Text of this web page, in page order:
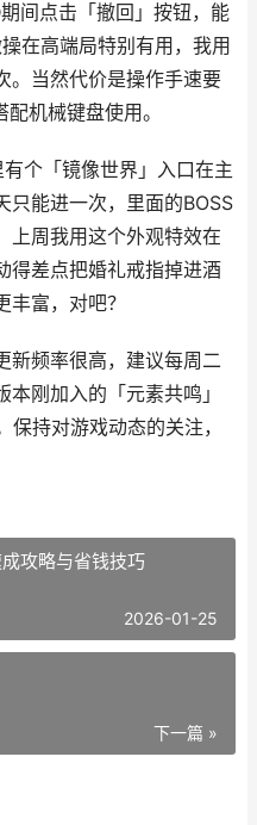
间点击「撤回」按钮，能
在高端局特别有用，我用
。当然代价是操作手速要
机械键盘使用。
个「镜像世界」入口在主
只能进一次，里面的BOSS
上周我用这个外观特效在
得差点把婚礼戒指掉进酒
富，对吧？
新频率很高，建议每周二
刚加入的「元素共鸣」
持对游戏动态的关注，
攻略与省钱技巧
2026-01-25
下一篇 »